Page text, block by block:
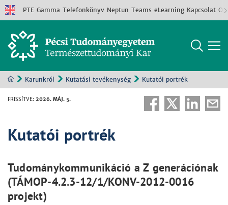
PTE Gamma Telefonkönyv Neptun Teams eLearning Kapcsolat
Karunkról Kutatási tevékenység Kutatói portrék
FRISSÍTVE: 2026. MÁJ. 5.
Kutatói portrék
Tudománykommunikáció a Z generációnak
(TÁMOP-4.2.3-12/1/KONV-2012-0016
projekt)